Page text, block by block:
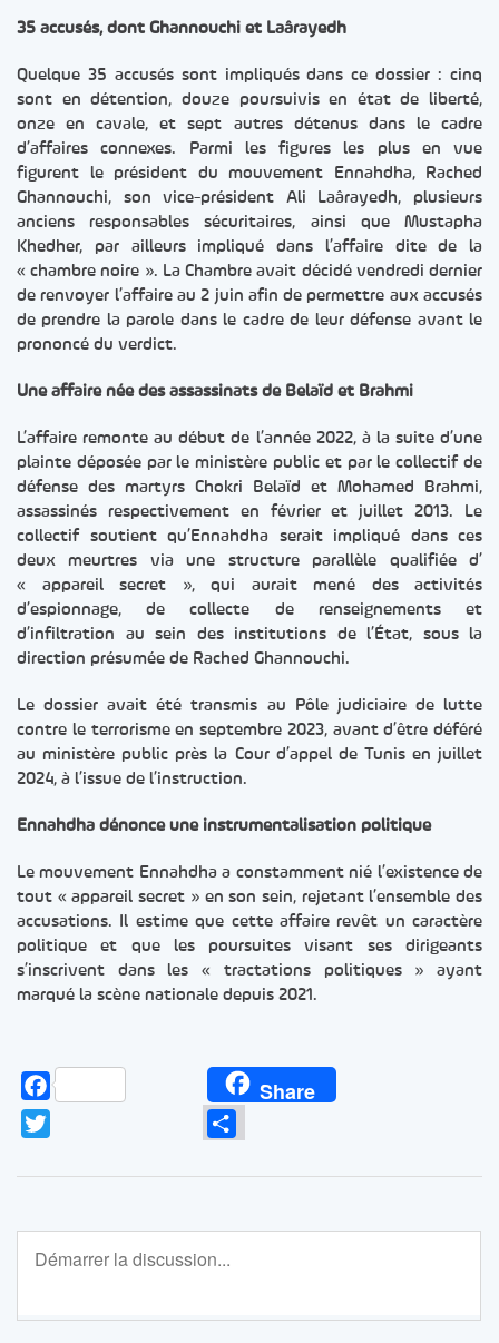
35 accusés, dont Ghannouchi et Laârayedh
Quelque 35 accusés sont impliqués dans ce dossier : cinq
sont en détention, douze poursuivis en état de liberté,
onze en cavale, et sept autres détenus dans le cadre
d’affaires connexes. Parmi les figures les plus en vue
figurent le président du mouvement Ennahdha, Rached
Ghannouchi, son vice-président Ali Laârayedh, plusieurs
anciens responsables sécuritaires, ainsi que Mustapha
Khedher, par ailleurs impliqué dans l’affaire dite de la
« chambre noire ». La Chambre avait décidé vendredi dernier
de renvoyer l’affaire au 2 juin afin de permettre aux accusés
de prendre la parole dans le cadre de leur défense avant le
prononcé du verdict.
Une affaire née des assassinats de Belaïd et Brahmi
L’affaire remonte au début de l’année 2022, à la suite d’une
plainte déposée par le ministère public et par le collectif de
défense des martyrs Chokri Belaïd et Mohamed Brahmi,
assassinés respectivement en février et juillet 2013. Le
collectif soutient qu’Ennahdha serait impliqué dans ces
deux meurtres via une structure parallèle qualifiée d’
« appareil secret », qui aurait mené des activités
d’espionnage, de collecte de renseignements et
d’infiltration au sein des institutions de l’État, sous la
direction présumée de Rached Ghannouchi.
Le dossier avait été transmis au Pôle judiciaire de lutte
contre le terrorisme en septembre 2023, avant d’être déféré
au ministère public près la Cour d’appel de Tunis en juillet
2024, à l’issue de l’instruction.
Ennahdha dénonce une instrumentalisation politique
Le mouvement Ennahdha a constamment nié l’existence de
tout « appareil secret » en son sein, rejetant l’ensemble des
accusations. Il estime que cette affaire revêt un caractère
politique et que les poursuites visant ses dirigeants
s’inscrivent dans les « tractations politiques » ayant
marqué la scène nationale depuis 2021.
Facebook Share